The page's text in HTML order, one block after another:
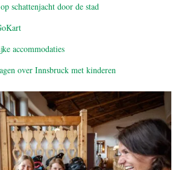
schattenjacht door de stad
accommodaties
over Innsbruck met kinderen